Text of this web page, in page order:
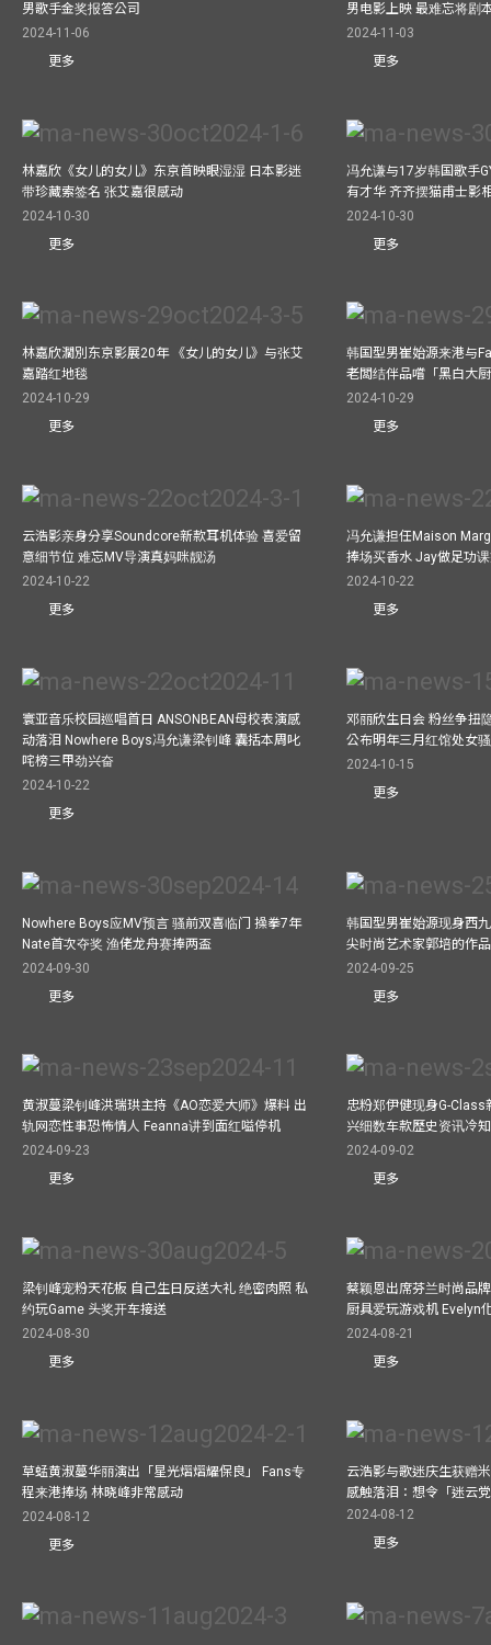
男歌手金奖报答公司
2024-11-06
更多
男电影上映 最难忘将剧
2024-11-03
更多
林嘉欣《女儿的女儿》东京首映眼湿湿 日本影迷
带珍藏索签名 张艾嘉很感动
2024-10-30
更多
冯允谦与17岁韩国歌手
有才华 齐齐摆猫甫士影
2024-10-30
更多
林嘉欣濶別东京影展20年 《女儿的女儿》与张艾
嘉踏红地毯
2024-10-29
更多
韩国型男崔始源来港与
老闆结伴品嚐「黑白大
2024-10-29
更多
云浩影亲身分享Soundcore新款耳机体验 喜爱留
意细节位 难忘MV导演真妈咪靓汤
2024-10-22
更多
冯允谦担任Maison
捧场买香水 Jay做足功
2024-10-22
更多
寰亚音乐校园巡唱首日 ANSONBEAN母校表演感
动落泪 Nowhere Boys冯允谦梁钊峰 囊括本周叱
咤榜三甲劲兴奋
2024-10-22
更多
邓丽欣生日会 粉丝争扭
公布明年三月红馆处女
2024-10-15
更多
Nowhere Boys应MV预言 骚前双喜临门 操拳7年
Nate首次夺奖 渔佬龙舟赛捧两盃
2024-09-30
更多
韩国型男崔始源现身西
尖时尚艺术家郭培的作
2024-09-25
更多
黄淑蔓梁钊峰洪瑞珙主持《AO恋爱大师》爆料 出
轨网恋性事恐怖情人 Feanna讲到面红嗌停机
2024-09-23
更多
忠粉郑伊健现身G-
兴细数车款歷史资讯冷
2024-09-02
更多
梁钊峰宠粉天花板 自己生日反送大礼 绝密肉照 私
约玩Game 头奖开车接送
2024-08-30
更多
蔡颖恩出席芬兰时尚品
厨具爱玩游戏机 Evelyn
2024-08-21
更多
草蜢黄淑蔓华丽演出「星光熠熠耀保良」 Fans专
程来港捧场 林晓峰非常感动
2024-08-12
更多
云浩影与歌迷庆生获赠
感触落泪：想令「迷云
2024-08-12
更多